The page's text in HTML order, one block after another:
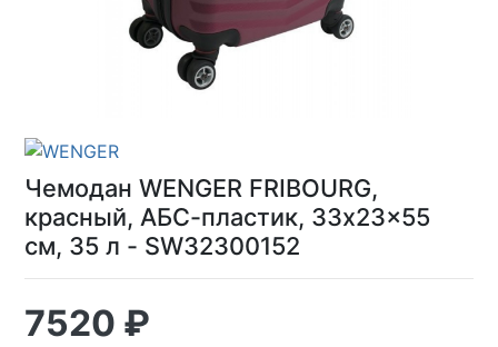
Чемодан WENGER FRIBOURG,
красный, АБС-пластик, 33x23x55
см, 35 л - SW32300152
7520 ₽